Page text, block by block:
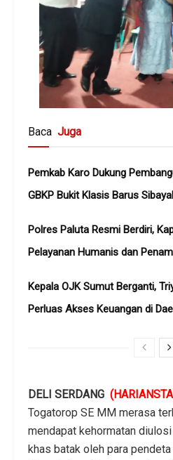
Baca Juga
Pemkab Karo Dukung
GBKP Bukit Klasis Barus
Polres Paluta Resmi Berdiri,
Pelayanan Humanis dan
Kepala OJK Sumut Berganti,
Perluas Akses Keuangan di
DELI SERDANG
Togatorop SE MM merasa
mendapat kehormatan
khas batak oleh para